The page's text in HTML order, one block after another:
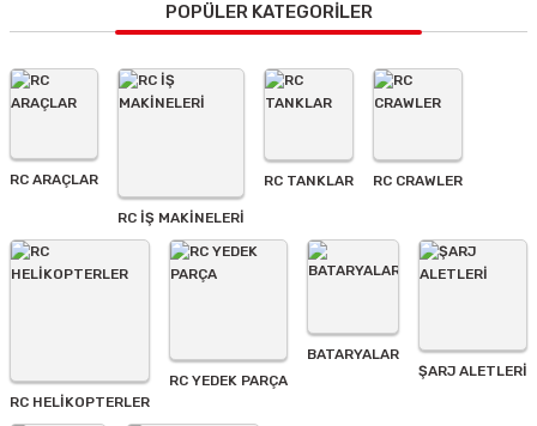
Görüş ve önerileriniz için teşekkür ederiz.
Ürün resmi kalitesiz, bozuk veya görüntülenemiyor.
Ürün açıklamasında eksik bilgiler bulunuyor.
Ürün fiyatı diğer sitelerden daha pahalı.
Bu ürüne benzer farklı alternatifler olmalı.
Gönder
POPÜLER KATEGORİLER
RC ARAÇLAR
RC İŞ MAKİNELERİ
RC TANKLAR RC CRAWLER
RC HELİKOPTERLER
RC YEDEK PARÇA
BATARYALAR
ŞARJ ALETLERI